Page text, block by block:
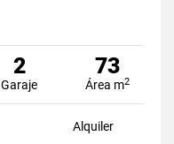
2
Garaje
73
Área m2
Alquiler